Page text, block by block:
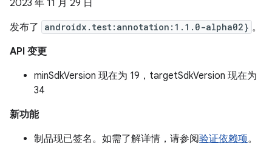
2023 年 11 月 29 日
发布了
androidx.test:annotation:1.1.0-alpha02} 。
API 变更
minSdkVersion 现在为 19，targetSdkVersion 现在为
34
新功能
制品现已签名。如需了解详情，请参阅验证依赖项。